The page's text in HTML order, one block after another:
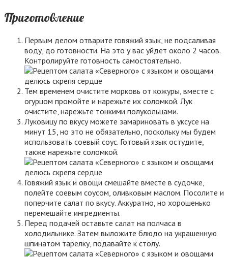
Приготовление
Первым делом отварите говяжий язык, не подсаливая
воду, до готовности. На это у вас уйдет около 2 часов.
Контролируйте готовность самостоятельно.
Тем временем очистите морковь от кожуры, вместе с
огурцом промойте и нарежьте их соломкой. Лук
очистите, нарежьте тонкими полукольцами.
Луковицу по вкусу можете замариновать в уксусе на
минут 15, но это не обязательно, поскольку мы будем
использовать соевый соус. Готовый язык остудите,
также нарежьте соломкой.
Говяжий язык и овощи смешайте вместе в судочке,
полейте соевым соусом, оливковым маслом. Посолите и
поперчите салат по вкусу. Аккуратно, но хорошенько
перемешайте ингредиенты.
Перед подачей оставьте салат на полчаса в
холодильнике. Затем выложите блюдо на украшенную
шпинатом тарелку, подавайте к столу.